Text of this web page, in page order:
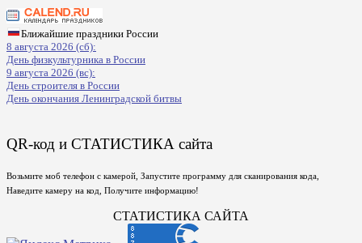
Ближайшие праздники России
8 августа 2026 (сб):
День физкультурника в России
9 августа 2026 (вс):
День строителя в России
День окончания Ленинградской битвы
QR-код и СТАТИСТИКА сайта
Возьмите моб телефон с камерой, Запустите программу для сканирования кода,
Наведите камеру на код, Получите информацию!
СТАТИСТИКА САЙТА